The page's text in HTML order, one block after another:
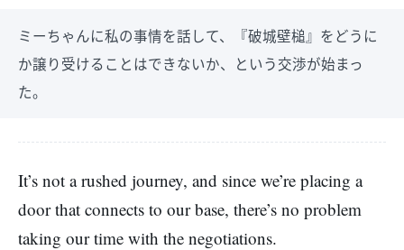
ミーちゃんに私の事情を話して、『破城壁槌』をどうに
か譲り受けることはできないか、という交渉が始まっ
た。
It’s not a rushed journey, and since we’re placing a
door that connects to our base, there’s no problem
taking our time with the negotiations.